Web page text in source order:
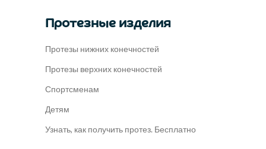
Протезные изделия
Протезы нижних конечностей
Протезы верхних конечностей
Спортсменам
Детям
Узнать, как получить протез. Бесплатно